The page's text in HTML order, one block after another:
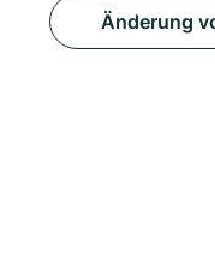
Änderung